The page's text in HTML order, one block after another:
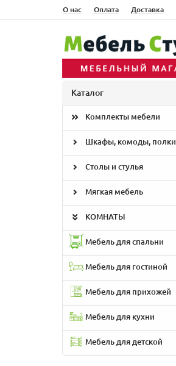
О нас Оплата Доставка
Каталог
Комплекты мебели
Шкафы, комоды, полки
Столы и стулья
Мягкая мебель
КОМНАТЫ
Мебель для спальни
Мебель для гостиной
Мебель для прихожей
Мебель для кухни
Мебель для детской